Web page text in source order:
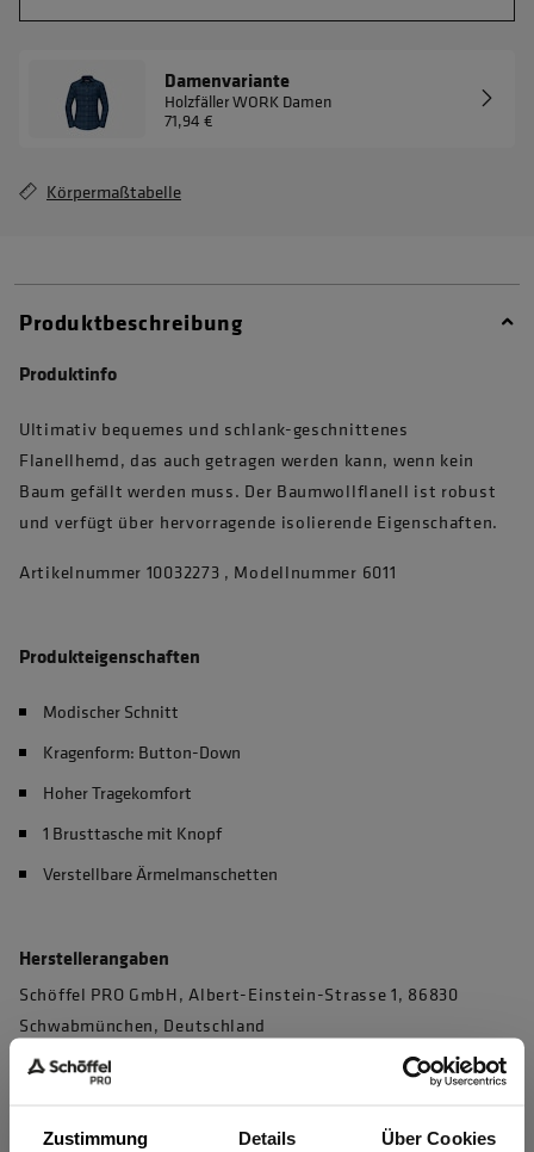
Zustimmung Details Über Cookies
Damenvariante
Holzfäller WORK Damen
71,94 €
Körpermaßtabelle
Produktbeschreibung
Produktinfo
Ultimativ bequemes und schlank-geschnittenes
Flanellhemd, das auch getragen werden kann, wenn kein
Baum gefällt werden muss. Der Baumwollflanell ist robust
und verfügt über hervorragende isolierende Eigenschaften.
Artikelnummer 10032273 , Modellnummer 6011
Produkteigenschaften
Modischer Schnitt
Kragenform: Button-Down
Hoher Tragekomfort
1 Brusttasche mit Knopf
Verstellbare Ärmelmanschetten
Herstellerangaben
Schöffel PRO GmbH, Albert-Einstein-Strasse 1, 86830
Schwabmünchen, Deutschland
info@schoeffel-pro.com